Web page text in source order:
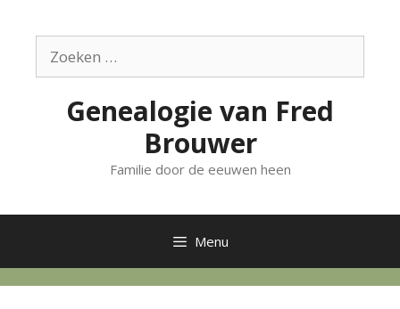
inhoudnaar:
Genealogie van Fred
Brouwer
Familie door de eeuwen heen
Menu